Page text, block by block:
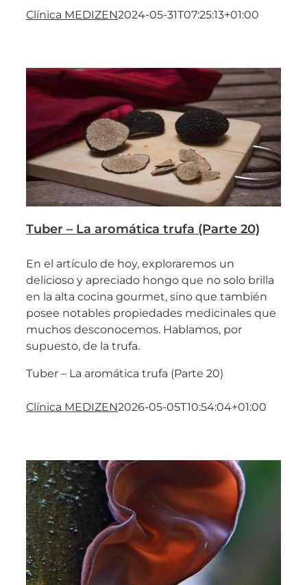
Clínica MEDIZEN2024-05-31T07:25:13+01:00
Tuber – La aromática trufa (Parte 20)
En el artículo de hoy, exploraremos un
delicioso y apreciado hongo que no solo brilla
en la alta cocina gourmet, sino que también
posee notables propiedades medicinales que
muchos desconocemos. Hablamos, por
supuesto, de la trufa.
Tuber – La aromática trufa (Parte 20)
Clínica MEDIZEN2026-05-05T10:54:04+01:00